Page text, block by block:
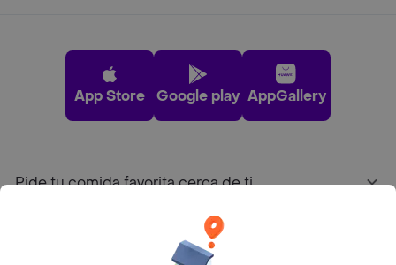
App Store Google play AppGallery
Pide tu comida favorita cerca de ti